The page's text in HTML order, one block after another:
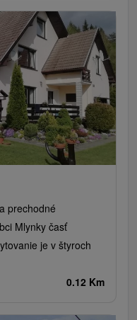
prechodné
Mlynky časť
je v štyroch
0.12 Km